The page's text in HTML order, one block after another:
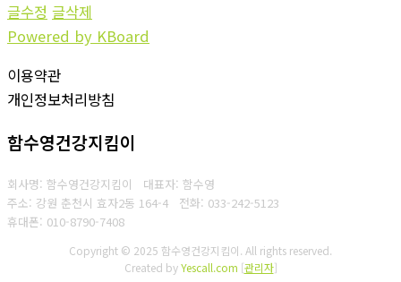
글수정 글삭제
Powered by KBoard
이용약관
개인정보처리방침
함수영건강지킴이
회사명: 함수영건강지킴이 대표자: 함수영
주소: 강원 춘천시 효자2동 164-4 전화: 033-242-5123
휴대폰: 010-8790-7408
Copyright © 2025 함수영건강지킴이. All rights reserved.
Created byYescall.com [관리자]